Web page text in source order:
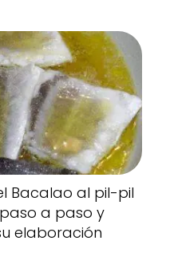
Bacalao al pil-pil
a paso y
elaboración